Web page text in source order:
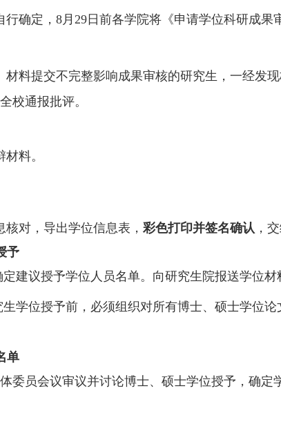
行确定，8 月 29日前各学院将《申请学位科研成
材料提交不完整影响成果审核的研究生，一经发
校通报批评。
料。
核对，导出学位信息表，彩色打印并签名确认 ，
予
建议授予学位人员名单。向研究生院报送学位
学位授予前，必须组织对所有博士、硕士学位
单
委员会议审议并讨论博士、硕士学位授予，确定